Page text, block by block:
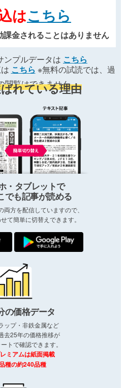
はこちら
金されることはありません
ンプルデータは こちら
こちら ※無料の試読では、過
閲覧はできません
れている理由
・タブレットで
でも記事が読める
方を配信していますので、
て簡単に切替えできます。
の価格データ
ップ・非鉄金属など
去25年の価格推移が
トで確認できます。
ミアムは紙面掲載
種の約240品種